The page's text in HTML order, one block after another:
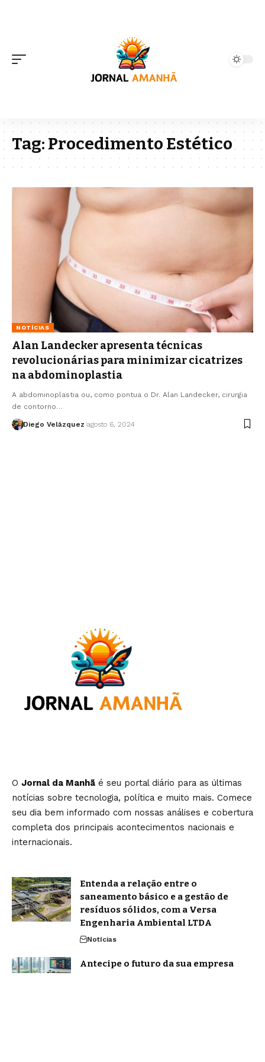
Tag:Procedimento Estético
NOTÍCIAS
Alan Landecker apresenta técnicas
revolucionárias para minimizar cicatrizes
na abdominoplastia
A abdominoplastia ou, como pontua o Dr. Alan Landecker, cirurgia
de contorno…
Diego Velázquez agosto 6, 2024
O Jornal da Manhã é seu portal diário para as últimas
notícias sobre tecnologia, política e muito mais. Comece
seu dia bem informado com nossas análises e cobertura
completa dos principais acontecimentos nacionais e
internacionais.
Entenda a relação entre o
saneamento básico e a gestão de
resíduos sólidos, com a Versa
Engenharia Ambiental LTDA
Notícias
Antecipe o futuro da sua empresa